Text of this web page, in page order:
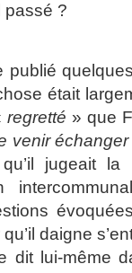
passé ?
était
regretté » que
venir
jugeait la
daigne
dit lui-même